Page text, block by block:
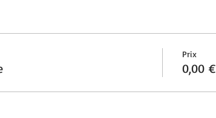
Prix
0,00 €